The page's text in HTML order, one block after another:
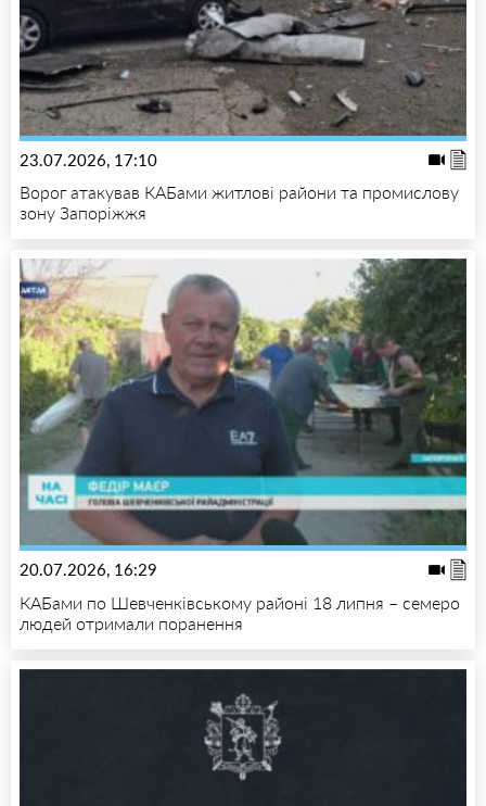
23.07.2026, 17:10
Ворог атакував КАБами житлові райони та промислову
зону Запоріжжя
20.07.2026, 16:29
КАБами по Шевченківському районі 18 липня – семеро
людей отримали поранення